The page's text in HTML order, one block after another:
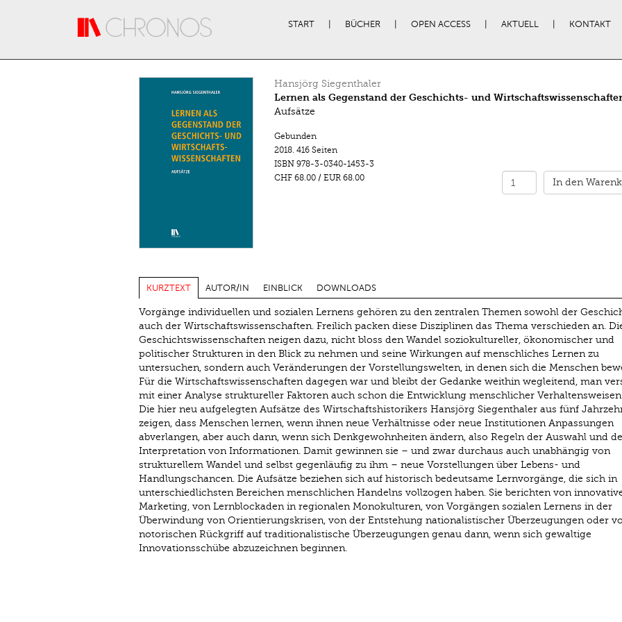
START BÜCHER OPEN ACCESS AKTUELL KONTAKT
Hansjörg Siegenthaler
Lernen als Gegenstand der Geschichts- und
Aufsätze
Gebunden
2018. 416 Seiten
ISBN 978-3-0340-1453-3
CHF 68.00/ EUR 68.00 In den
KURZTEXT AUTOR/IN EINBLICK DOWNLOADS
Vorgänge individuellen und sozialen Lernens gehören zu den zentralen Themen sowohl der
auch der Wirtschaftswissenschaften. Freilich packen diese Disziplinen das Thema verschieden an.
Geschichtswissenschaften neigen dazu, nicht bloss den Wandel soziokultureller, ökonomischer und
politischer Strukturen in den Blick zu nehmen und seine Wirkungen auf menschliches Lernen zu
untersuchen, sondern auch Veränderungen der Vorstellungswelten, in denen sich die Menschen
Für die Wirtschaftswissenschaften dagegen war und bleibt der Gedanke weithin wegleitend, man
mit einer Analyse struktureller Faktoren auch schon die Entwicklung menschlicher Verhaltensweisen.
Die hier neu aufgelegten Aufsätze des Wirtschaftshistorikers Hansjörg Siegen­thaler aus fünf
zeigen, dass Menschen lernen, wenn ihnen neue Verhältnisse oder neue Institutionen Anpassungen
abverlangen, aber auch dann, wenn sich Denkgewohnheiten ändern, also Regeln der Auswahl und
Interpretation von Informationen. Damit gewinnen sie – und zwar durchaus auch unabhängig von
strukturellem Wandel und selbst gegenläufig zu ihm – neue Vorstellungen über Lebens- und
Handlungschancen. Die Aufsätze beziehen sich auf historisch bedeutsame Lernvorgänge, die sich in
unterschiedlichsten Bereichen menschlichen Handelns vollzogen haben. Sie berichten von
Marketing, von Lernblockaden in regionalen Monokulturen, von Vorgängen sozialen Lernens in der
Überwindung von Orientierungs­krisen, von der Entstehung nationalistischer Überzeugungen oder
notorischen Rückgriff auf traditionalistische Überzeugungen genau dann, wenn sich gewaltige
Innovationsschübe abzuzeichnen beginnen.